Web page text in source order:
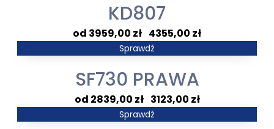
KD807
3959,00 zł 4355,00 zł
Zakres
3959,00 zł
do
4355,00 zł
Sprawdź
SF730 PRAWA
2839,00 zł– 3123,00 zł
Zakres
Sprawdź